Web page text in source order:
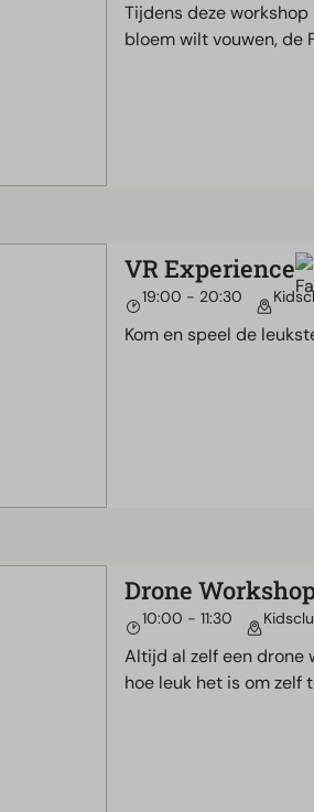
Tijdens deze
bloem wilt vouwen, de
VR Experience
19:00 - 20:30
Kom en speel de
Drone
10:00 - 11:30
Altijd al zelf een drone
hoe leuk het is om zelf